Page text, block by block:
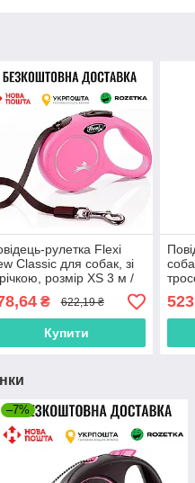
рулетка Flexi
Classic для собак, зі
розмір XS 3 м /
кг (рожева)
₴ 622,19 ₴
Купити
–7%